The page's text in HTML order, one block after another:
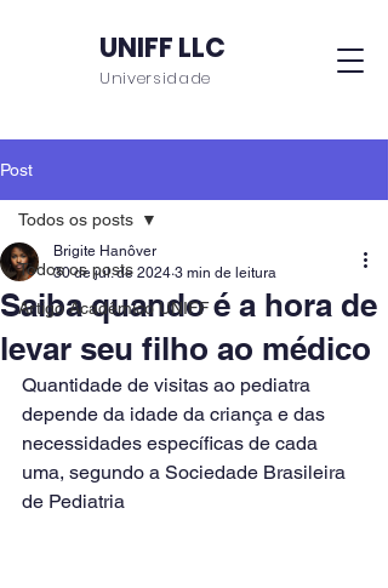
UNIFF LLC
Universidade
Post
Todos os posts
Artigo Acadêmico UNIFF
Todos os posts
Saiba quando é a hora de
levar seu filho ao médico
Brigite Hanôver
30 de jul. de 2024 3 min de leitura
Quantidade de visitas ao pediatra
depende da idade da criança e das
necessidades específicas de cada
uma, segundo a Sociedade Brasileira
de Pediatria